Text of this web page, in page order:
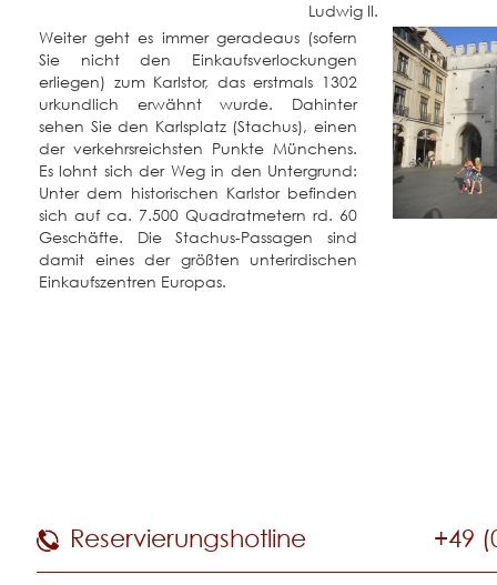
Ludwig II.
Weiter geht es immer geradeaus (sofern
Sie nicht den Einkaufsverlockungen
erliegen) zum Karlstor, das erstmals 1302
urkundlich erwähnt wurde. Dahinter
sehen Sie den Karlsplatz (Stachus), einen
der verkehrsreichsten Punkte Münchens.
Es lohnt sich der Weg in den Untergrund:
Unter dem historischen Karlstor befinden
sich auf ca. 7.500 Quadratmetern rd. 60
Geschäfte. Die Stachus-Passagen sind
damit eines der größten unterirdischen
Einkaufszentren Europas.
Reservierungshotline +49